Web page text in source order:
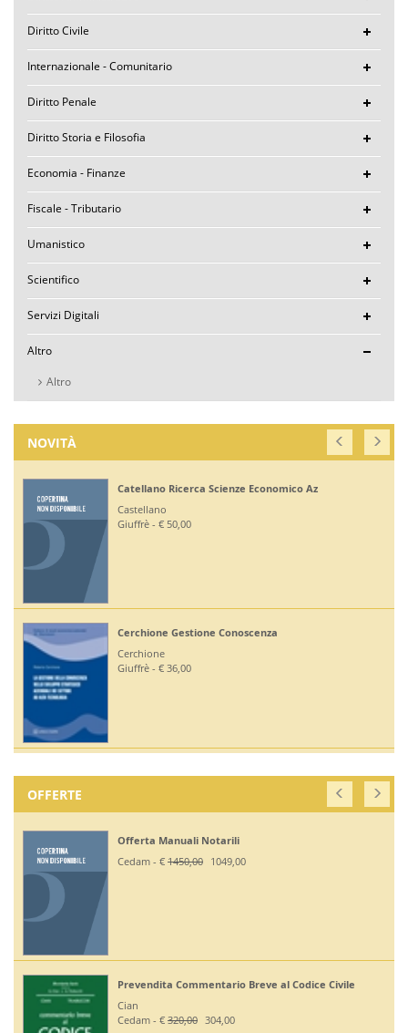
Diritto Civile
Internazionale - Comunitario
Diritto Penale
Diritto Storia e Filosofia
Economia - Finanze
Fiscale - Tributario
Umanistico
Scientifico
Servizi Digitali
Altro
Altro
NOVITÀ
Catellano Ricerca Scienze Economico Az
Castellano
Giuffrè - € 50,00
Cerchione Gestione Conoscenza
Cerchione
Giuffrè - € 36,00
OFFERTE
Offerta Manuali Notarili
Cedam - € 1450,00 1049,00
Prevendita Commentario Breve al Codice Civile
Cian
Cedam - € 320,00 304,00